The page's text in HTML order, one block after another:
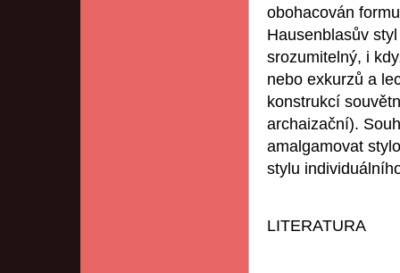
obohacován
Hausenblasův
srozumitelný, i
nebo exkurzů a
konstrukcí
archaizační).
amalgamovat
stylu
LITERATURA